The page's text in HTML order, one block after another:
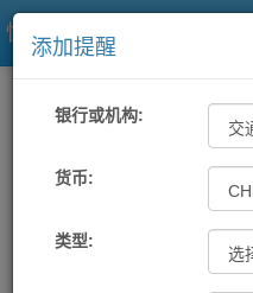
快易理财网
一站式汇率 工具 汇率
各大银行及
机构 提醒条件
添加提醒
银行或机构:
货币:
类型: